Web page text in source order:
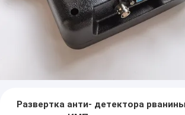
Развертка анти- детектора